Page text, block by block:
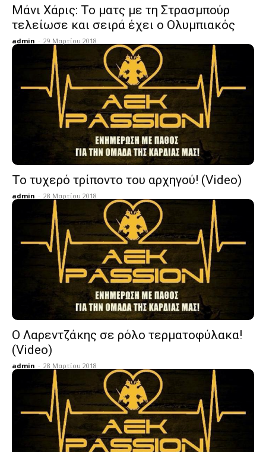
Μάνι Χάρις: Το ματς με τη Στρασμπούρ
τελείωσε και σειρά έχει ο Ολυμπιακός
admin - 29 Μαρτίου 2018
Το τυχερό τρίποντο του αρχηγού! (Video)
admin - 28 Μαρτίου 2018
Ο Λαρεντζάκης σε ρόλο τερματοφύλακα!
(Video)
admin - 28 Μαρτίου 2018